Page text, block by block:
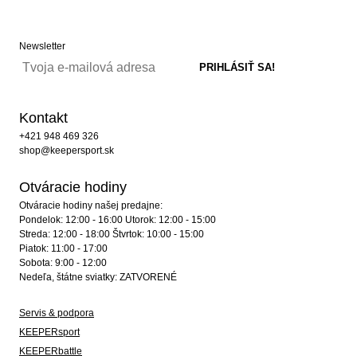
Newsletter
Kontakt
+421 948 469 326
shop@keepersport.sk
Otváracie hodiny
Otváracie hodiny našej predajne:
Pondelok: 12:00 - 16:00 Utorok: 12:00 - 15:00
Streda: 12:00 - 18:00 Štvrtok: 10:00 - 15:00
Piatok: 11:00 - 17:00
Sobota: 9:00 - 12:00
Nedeľa, štátne sviatky: ZATVORENÉ
Servis & podpora
KEEPERsport
KEEPERbattle